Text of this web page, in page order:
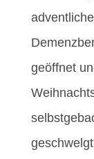
geöffnet